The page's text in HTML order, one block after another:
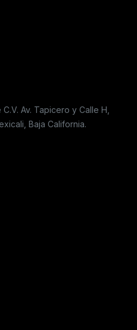
Av. Tapicero y Calle H,
Baja California.